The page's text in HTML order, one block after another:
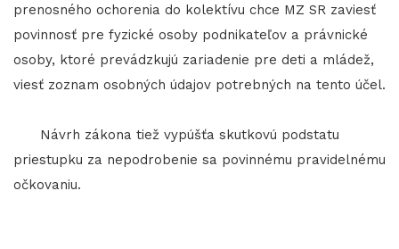
prenosného ochorenia do kolektívu chce MZ SR zaviesť
povinnosť pre fyzické osoby podnikateľov a právnické
osoby, ktoré prevádzkujú zariadenie pre deti a mládež,
viesť zoznam osobných údajov potrebných na tento účel.
Návrh zákona tiež vypúšťa skutkovú podstatu
priestupku za nepodrobenie sa povinnému pravidelnému
očkovaniu.